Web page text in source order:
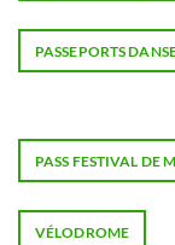
PASS FESTIVAL DE
VÉLODROME